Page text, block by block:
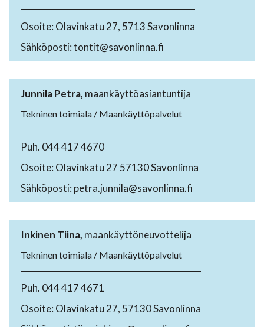
Osoite: Olavinkatu 27, 5713 Savonlinna
Sähköposti: tontit@savonlinna.fi
Junnila Petra, maankäyttöasiantuntija
Tekninen toimiala / Maankäyttöpalvelut
Puh. 044 417 4670
Osoite: Olavinkatu 27 57130 Savonlinna
Sähköposti: petra.junnila@savonlinna.fi
Inkinen Tiina, maankäyttöneuvottelija
Tekninen toimiala / Maankäyttöpalvelut
Puh. 044 417 4671
Osoite: Olavinkatu 27, 57130 Savonlinna